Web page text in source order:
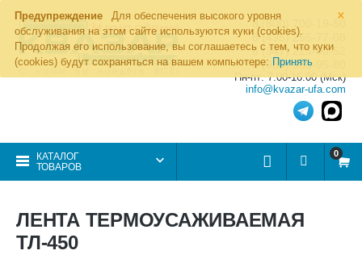
×
Предупреждение
Для обеспечения высокого уровня
обслуживания на этом сайте используются куки (cookies).
Продолжая его использование, вы соглашаетесь с тем, что куки
(cookies) будут сохраняться на вашем компьютере: Принять
8 (800) 700-19-50
8 (495) 255-77-08
8 (347) 225-00-52
8 (986) 963-95-80
Пн-пт: 7.00-16.00 (Мск)
info@kvazar-ufa.com
КАТАЛОГ
ТОВАРОВ
0
ЛЕНТА ТЕРМОУСАЖИВАЕМАЯ
ТЛ-450